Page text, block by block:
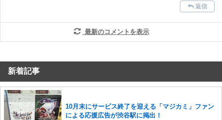
返信
最新のコメントを表示
新着記事
10月末にサービス終了を迎える「マジカミ」ファン
による応援広告が渋谷駅に掲出！